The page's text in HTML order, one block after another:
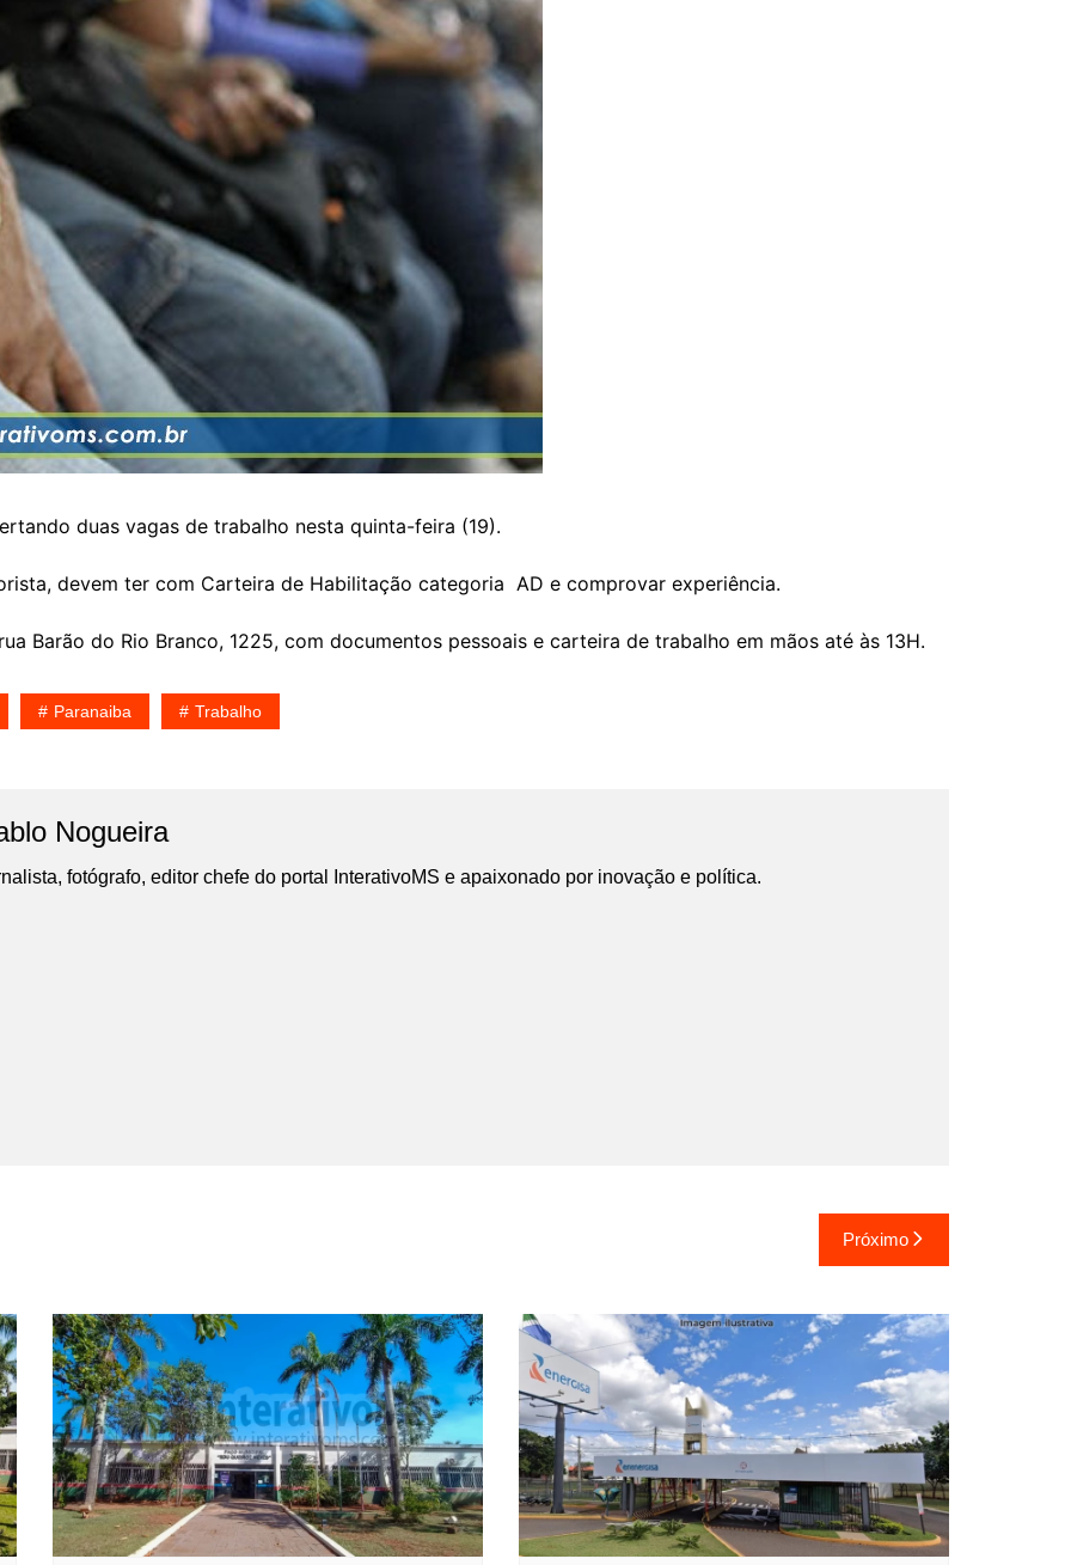
duas vagas de trabalho nesta quinta-feira (19).
devem ter com Carteira de Habilitação categoria AD e comprovar experiência.
Barão do Rio Branco, 1225, com documentos pessoais e carteira de trabalho em mãos até às 13H.
Paranaiba Trabalho
Nogueira
fotógrafo, editor chefe do portal InterativoMS e apaixonado por inovação e política.
Próximo